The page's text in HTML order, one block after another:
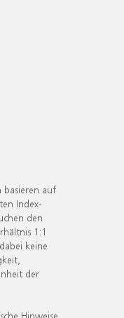
basieren auf
Index-
den
1:1
keine
der